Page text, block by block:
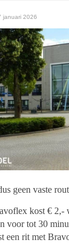
januari 2026
geen vaste
kost € 2,-
voor tot 30
een rit met